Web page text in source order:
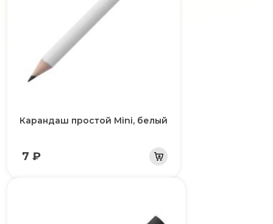
Карандаш простой Mini, белый
7 ₽